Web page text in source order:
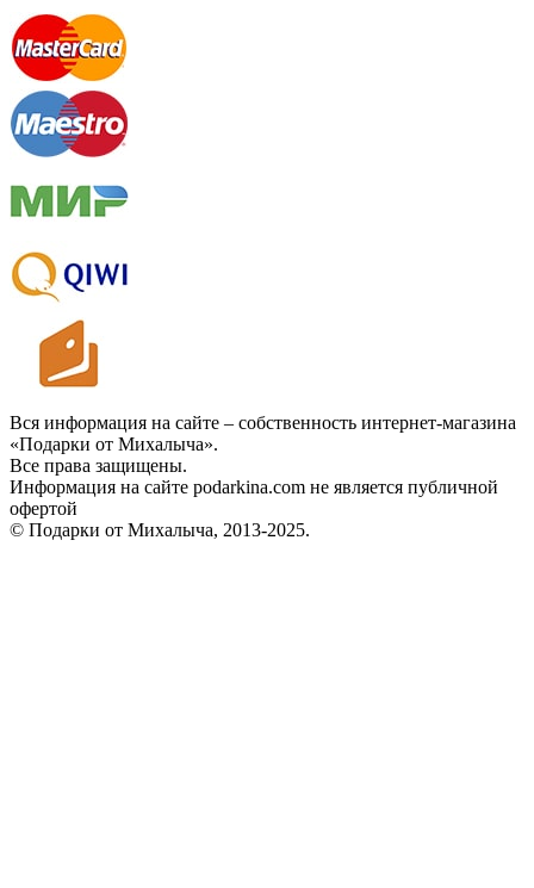
Вся информация на сайте – собственность интернет-магазина
«Подарки от Михалыча».
Все права защищены.
Информация на сайте podarkina.com не является публичной
офертой
© Подарки от Михалыча, 2013-2025.